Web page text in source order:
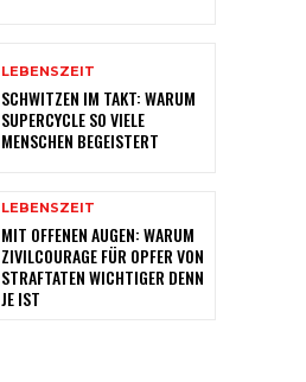
LEBENSZEIT
SCHWITZEN IM TAKT: WARUM
SUPERCYCLE SO VIELE
MENSCHEN BEGEISTERT
LEBENSZEIT
MIT OFFENEN AUGEN: WARUM
ZIVILCOURAGE FÜR OPFER VON
STRAFTATEN WICHTIGER DENN
JE IST